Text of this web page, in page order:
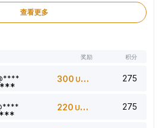
查看更多
奖励 积分
300 USDT 275
220 USDT 275